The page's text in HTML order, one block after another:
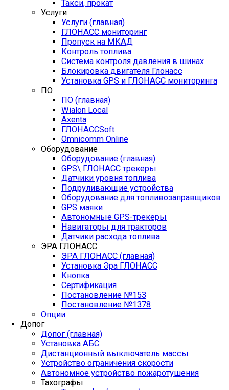
Такси, прокат
Услуги
Услуги (главная)
ГЛОНАСС мониторинг
Пропуск на МКАД
Контроль топлива
Система контроля давления в шинах
Блокировка двигателя Глонасс
Установка GPS и ГЛОНАСС мониторинга
ПО
ПО (главная)
Wialon Local
Axenta
ГЛОНАССSoft
Оmnicomm Оnline
Оборудование
Оборудование (главная)
GPS\ ГЛОНАСС трекеры
Датчики уровня топлива
Подруливающие устройства
Оборудование для топливозаправщиков
GPS маяки
Автономные GPS-трекеры
Навигаторы для тракторов
Датчики расхода топлива
ЭРА ГЛОНАСС
ЭРА ГЛОНАСС (главная)
Установка Эра ГЛОНАСС
Кнопка
Сертификация
Постановление №153
Постановление №1378
Опции
Допог
Допог (главная)
Установка АБС
Дистанционный выключатель массы
Устройство ограничения скорости
Автономное устройство пожаротушения
Тахографы